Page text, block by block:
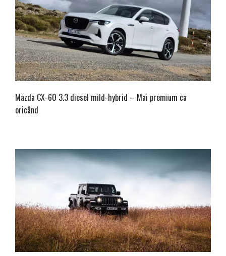
Mazda CX-60 3.3 diesel mild-hybrid – Mai premium ca
oricând